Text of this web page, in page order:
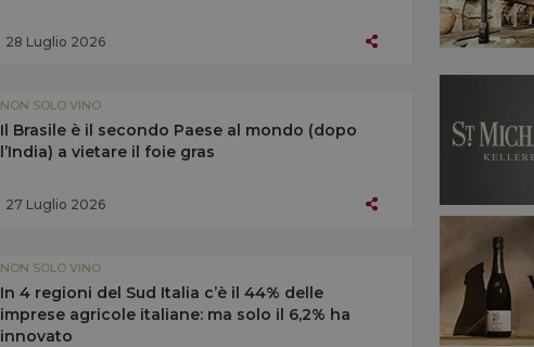
28 Luglio 2026
NON SOLO VINO
Il Brasile è il secondo Paese al mondo (dopo
l’India) a vietare il foie gras
27 Luglio 2026
NON SOLO VINO
In 4 regioni del Sud Italia c’è il 44% delle
imprese agricole italiane: ma solo il 6,2% ha
innovato